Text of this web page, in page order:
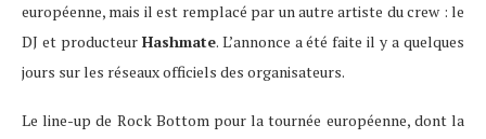
européenne, mais il est remplacé par un autre artiste du crew : le
DJ et producteur Hashmate. L’annonce a été faite il y a quelques
jours sur les réseaux officiels des organisateurs.
Le line-up de Rock Bottom pour la tournée européenne, dont la